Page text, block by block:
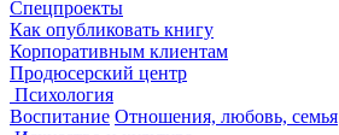
Спецпроекты
Как опубликовать книгу
Корпоративным клиентам
Продюсерский центр
Психология
Воспитание Отношения, любовь, семья